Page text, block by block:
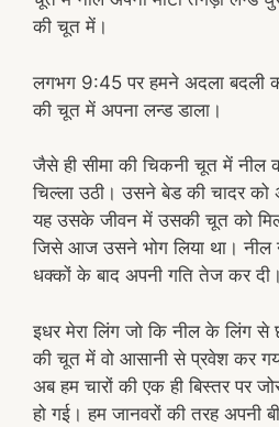
की चूत में।
लगभग 9:45 पर हमने अदला बदली
की चूत में अपना लन्ड डाला।
जैसे ही सीमा की चिकनी चूत में नील
चिल्ला उठी। उसने बेड की चादर को
यह उसके जीवन में उसकी चूत को
जिसे आज उसने भोग लिया था। नील
धक्कों के बाद अपनी गति तेज कर दी।
इधर मेरा लिंग जो कि नील के लिंग
की चूत में वो आसानी से प्रवेश कर
अब हम चारों की एक ही बिस्तर पर
हो गई। हम जानवरों की तरह अपनी